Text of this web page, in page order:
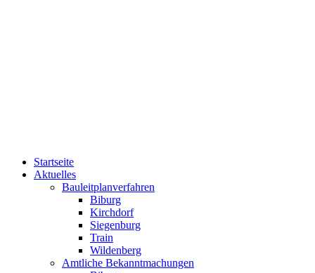
Startseite
Aktuelles
Bauleitplanverfahren
Biburg
Kirchdorf
Siegenburg
Train
Wildenberg
Amtliche Bekanntmachungen